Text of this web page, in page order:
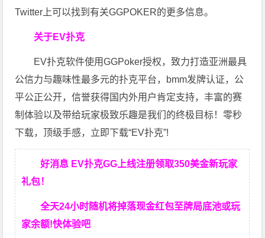
Twitter上可以找到有关GGPOKER的更多信息。
关于EV扑克
EV扑克软件使用GGPoker授权，致力打造亚洲最具
公信力与趣味性最多元的扑克平台，bmm发牌认证，公
平公正公开，信誉获得国内外用户肯定支持，丰富的赛
制体验以及带给玩家极致乐趣是我们的终极目标！零秒
下载，顶级手感，立即下载“EV扑克”!
好消息 EV扑克GG上线注册领取350美金新玩家
礼包！
全天24小时随机将掉落现金红包至牌局底池或玩
家余额!快体验吧